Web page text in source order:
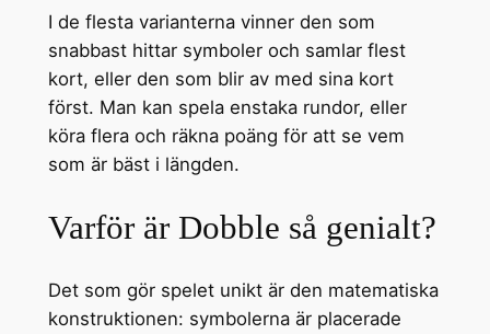
I de flesta varianterna vinner den som
snabbast hittar symboler och samlar flest
kort, eller den som blir av med sina kort
först. Man kan spela enstaka rundor, eller
köra flera och räkna poäng för att se vem
som är bäst i längden.
Varför är Dobble så genialt?
Det som gör spelet unikt är den matematiska
konstruktionen: symbolerna är placerade